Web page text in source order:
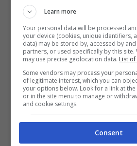
Learn more
Your personal data will be processed
your device (cookies, unique identifiers,
data) may be stored by, accessed by
partners, or used specifically by this
may use precise geolocation data. List
Some vendors may process your
of legitimate interest, which you can
your options below. Look for a link at
or in the site menu to manage or
and cookie settings.
Consent